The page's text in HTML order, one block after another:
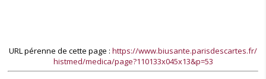
URL pérenne de cette page : https://www.biusante.parisdescartes.fr/
histmed/medica/page?110133x045x13&p=53